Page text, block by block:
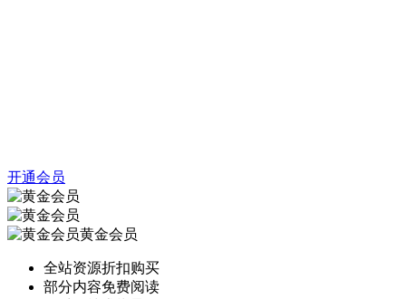
开通会员
黄金会员
全站资源折扣购买
部分内容免费阅读